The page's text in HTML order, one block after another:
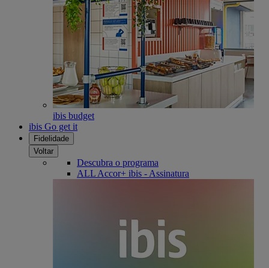
ibis budget
ibis Go get it
Fidelidade
Voltar
Descubra o programa
ALL Accor+ ibis - Assinatura